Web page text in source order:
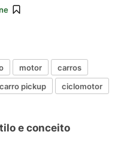
motor
carros
carro pickup ciclomotor
e conceito